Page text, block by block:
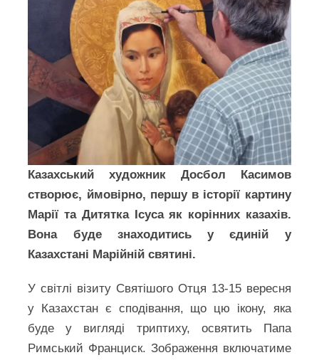
Казахський художник Досбол Касимов
створює, ймовірно, першу в історії картину
Марії та Дитятка Ісуса як корінних казахів.
Вона буде знаходитись у єдиній у
Казахстані Марійній святині.
У світлі візиту Святішого Отця 13-15 вересня
у Казахстан є сподівання, що цю ікону, яка
буде у вигляді триптиху, освятить Папа
Римський Франциск. Зображення включатиме